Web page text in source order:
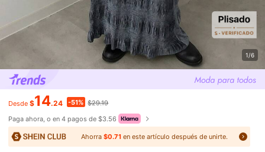
1/6
Desde $14.24 -51% $29.19
Paga ahora, o en 4 pagos de $3.56
Ahorra $0.71en este artículo después de unirte.